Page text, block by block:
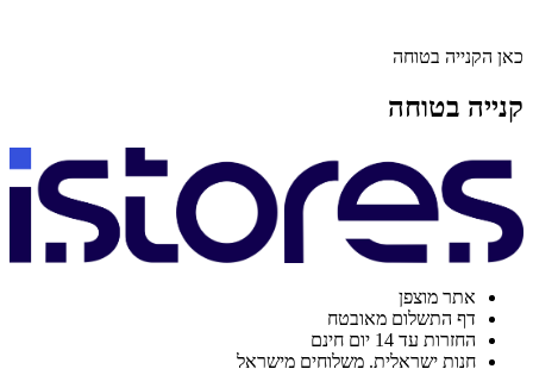
כאן הקנייה בטוחה
קנייה בטוחה
אתר מוצפן
דף התשלום מאובטח
החזרות עד 14 יום חינם
חנות ישראלית. משלוחים מישראל